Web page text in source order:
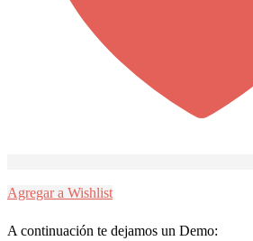
Agregar a Wishlist
A continuación te dejamos un Demo: